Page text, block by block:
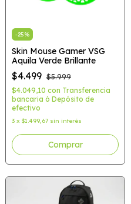
-25%
Skin Mouse Gamer VSG
Aquila Verde Brillante
$4.499 $5.999
$4.049,10 con Transferencia
bancaria ó Depósito de
efectivo
3 x $1.499,67 sin interés